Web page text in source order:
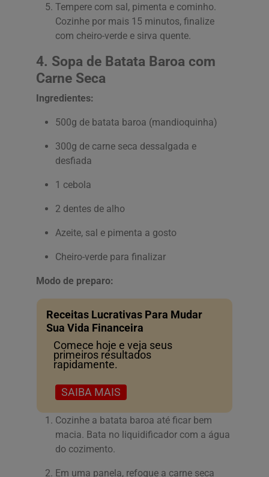
Tempere com sal, pimenta e cominho.
Cozinhe por mais 15 minutos, finalize
com cheiro-verde e sirva quente.
4. Sopa de Batata Baroa com
Carne Seca
Ingredientes:
500g de batata baroa (mandioquinha)
300g de carne seca dessalgada e
desfiada
1 cebola
2 dentes de alho
Azeite, sal e pimenta a gosto
Cheiro-verde para finalizar
Modo de preparo:
Receitas Lucrativas Para Mudar
Sua Vida Financeira
Comece hoje e veja seus
primeiros resultados
rapidamente.
SAIBA MAIS
Cozinhe a batata baroa até ficar bem
macia. Bata no liquidificador com a água
do cozimento.
Em uma panela, refogue a carne seca